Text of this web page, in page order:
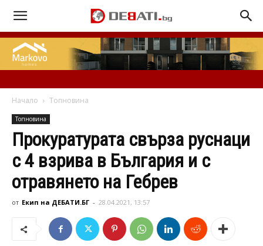
Начало Топновина
Топновина
Прокуратурата свърза руснаци
с 4 взрива в България и с
отравянето на Гебрев
от Екип на ДЕБАТИ.БГ - 28.04.2021, 13:57